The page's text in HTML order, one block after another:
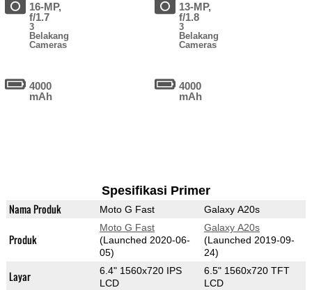
16-MP,
f/1.7
3
Belakang
Cameras
4000
mAh
13-MP,
f/1.8
3
Belakang
Cameras
4000
mAh
Spesifikasi Primer
Nama Produk Moto G Fast Galaxy A20s
Produk
Moto G Fast
(Launched 2020-06-
05)
Galaxy A20s
(Launched 2019-09-
24)
Layar
6.4" 1560x720 IPS
LCD
6.5" 1560x720 TFT
LCD